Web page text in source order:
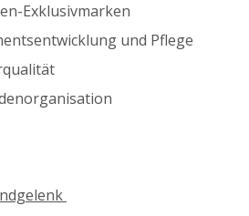
Exklusivmarken
und Pflege